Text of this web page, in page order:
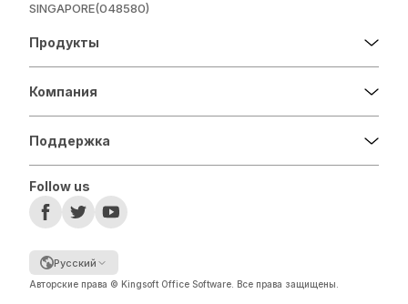
SINGAPORE(048580)
Продукты
Компания
Поддержка
Follow us
Русский
Авторские права © Kingsoft Office Software. Все права защищены.